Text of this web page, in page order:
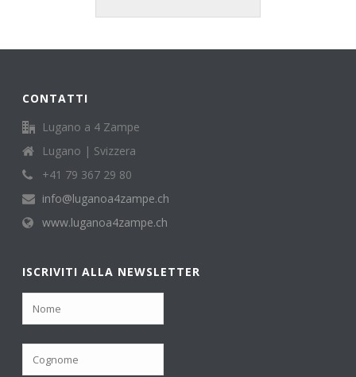
CONTATTI
Lugano a 4 Zampe
Lugano | Svizzera
+41 79 367 29 80
info@luganoa4zampe.ch
www.luganoa4zampe.ch
ISCRIVITI ALLA NEWSLETTER